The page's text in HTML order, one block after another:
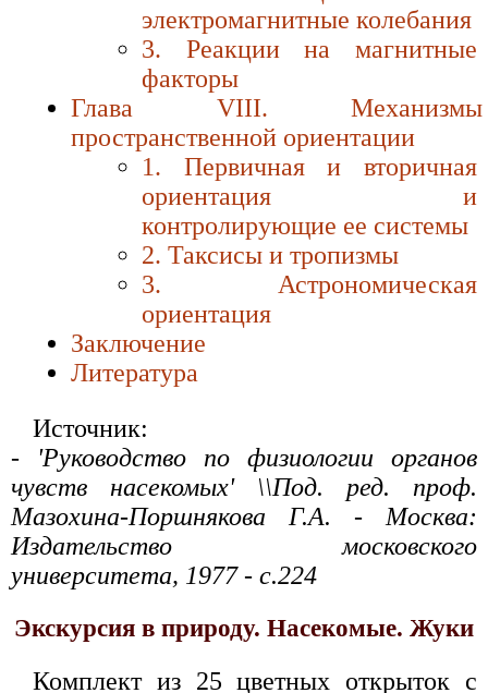
электромагнитные колебания
3. Реакции на магнитные
факторы
Глава VIII. Механизмы
пространственной ориентации
1. Первичная и вторичная
ориентация и
контролирующие ее системы
2. Таксисы и тропизмы
3. Астрономическая
ориентация
Заключение
Литература
Источник:
- 'Руководство по физиологии органов
чувств насекомых' \\Под. ред. проф.
Мазохина-Поршнякова Г.А. - Москва:
Издательство московского
университета, 1977 - с.224
Экскурсия в природу. Насекомые. Жуки
Комплект из 25 цветных открыток с